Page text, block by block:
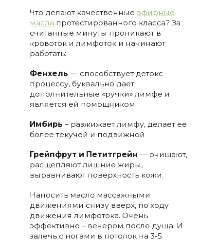
Что делают качественные эфирные
масла протестированного класса? За
считанные минуты проникают в
кровоток и лимфоток и начинают
работать:
Фенхель — способствует детокс-
процессу, буквально дает
дополнительные «ручки» лимфе и
является ей помощником.
Имбирь – разжижает лимфу, делает ее
более текучей и подвижной
Грейпфрут и Петитгрейн — очищают,
расщепляют лишние жиры,
выравнивают поверхность кожи.
Наносить масло массажными
движениями снизу вверх, по ходу
движения лимфотока. Очень
эффективно – вечером после душа. И
залечь с ногами в потолок на 3-5